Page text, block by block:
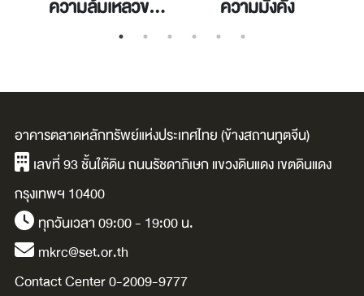
ความล้มเหลวของ
ธุรกิจครอบครัว
เรียนจากธุรกิจ
ครอบครัวระดับ
โลก
ความมั่งคั่ง
อาคารตลาดหลักทรัพย์แห่งประเทศไทย (ข้างสถานทูตจีน)
เลขที่ 93 ชั้นใต้ดิน ถนนรัชดาภิเษก แขวงดินแดง เขตดินแดง
กรุงเทพฯ 10400
ทุกวันเวลา 09:00 - 19:00 น.
mkrc@set.or.th
Contact Center 0-2009-9777